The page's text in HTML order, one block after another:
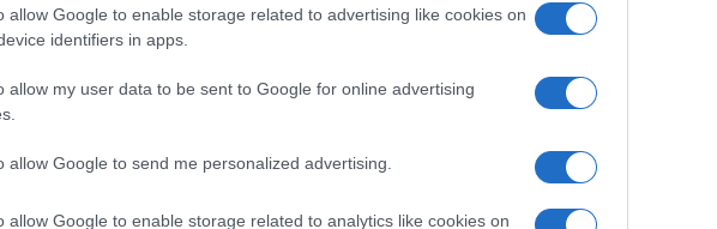
allow Google to enable storage related to advertising like cookies on
identifiers in apps.
allow my user data to be sent to Google for online advertising
allow Google to send me personalized advertising.
allow Google to enable storage related to analytics like cookies on
supply chain e piani commerciali dei
rilevante dei flop
stato il conteggio dei